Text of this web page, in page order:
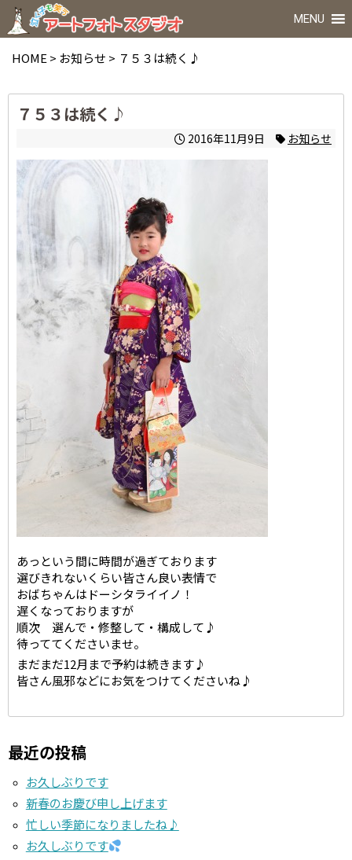
MENU
HOME > お知らせ > ７５３は続く♪
７５３は続く♪
2016年11月9日 お知らせ
あっという間に時間が過ぎております
選びきれないくらい皆さん良い表情で
おばちゃんはドーシタライイノ！
遅くなっておりますが
順次 選んで・修整して・構成して♪
待っててくださいませ。
まだまだ12月まで予約は続きます♪
皆さん風邪などにお気をつけてくださいね♪
最近の投稿
お久しぶりです
新春のお慶び申し上げます
忙しい季節になりましたね♪
お久しぶりです